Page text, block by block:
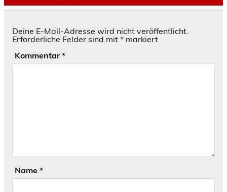
Deine E-Mail-Adresse wird nicht veröffentlicht.
Erforderliche Felder sind mit * markiert
Kommentar*
Name *